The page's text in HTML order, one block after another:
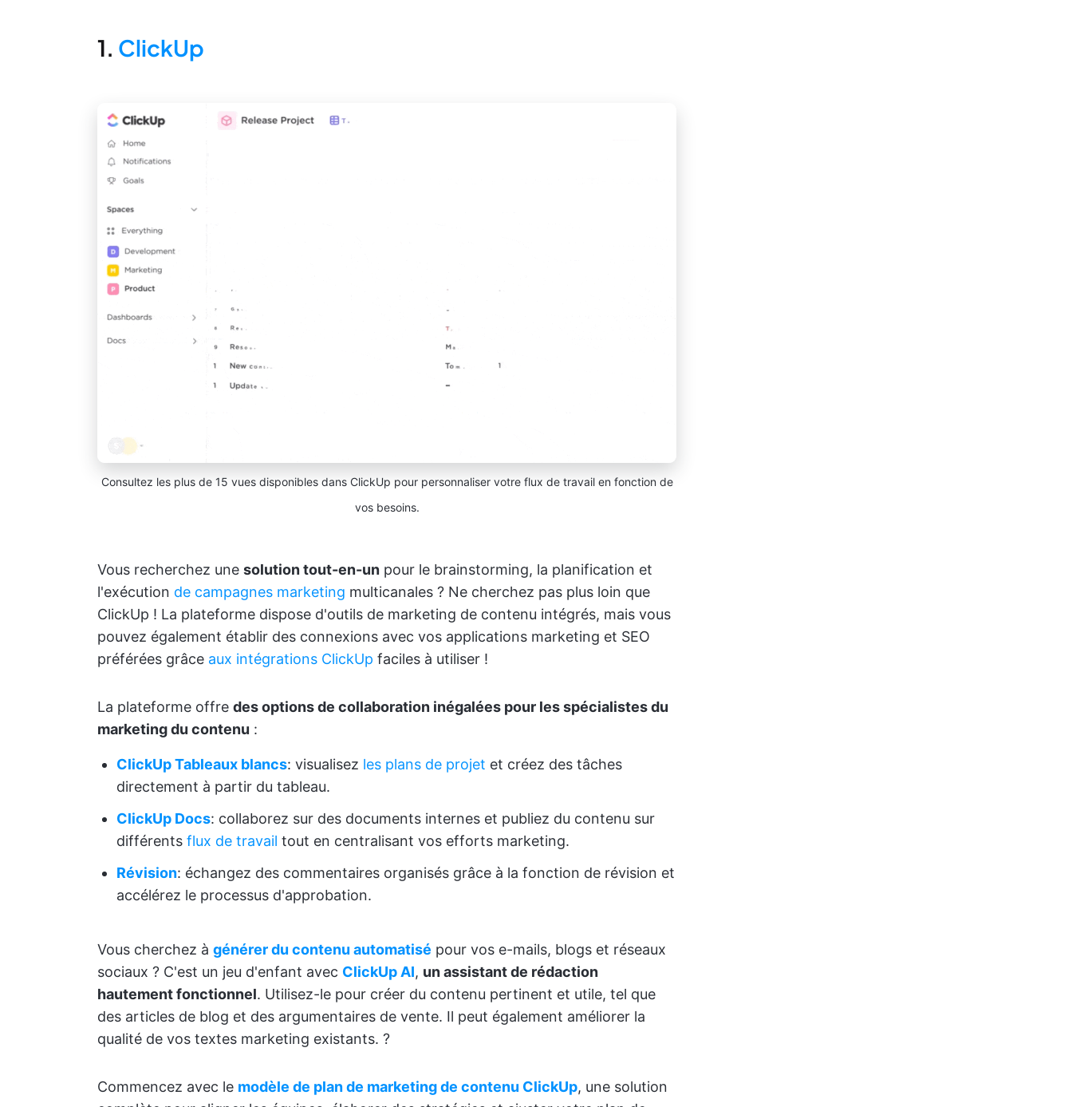
1. ClickUp
Consultez les plus de 15 vues disponibles dans ClickUp pour personnaliser votre flux de travail en fonction de
vos besoins.
Vous recherchez une solution tout-en-un pour le brainstorming, la planification et
l'exécution de campagnes marketing multicanales ? Ne cherchez pas plus loin que
ClickUp ! La plateforme dispose d'outils de marketing de contenu intégrés, mais vous
pouvez également établir des connexions avec vos applications marketing et SEO
préférées grâce aux intégrations ClickUp faciles à utiliser !
La plateforme offre des options de collaboration inégalées pour les spécialistes du
marketing du contenu :
ClickUp Tableaux blancs: visualisez les plans de projet et créez des tâches
directement à partir du tableau.
ClickUp Docs: collaborez sur des documents internes et publiez du contenu sur
différents flux de travail tout en centralisant vos efforts marketing.
Révision: échangez des commentaires organisés grâce à la fonction de révision et
accélérez le processus d'approbation.
Vous cherchez à générer du contenu automatisé pour vos e-mails, blogs et réseaux
sociaux ? C'est un jeu d'enfant avec ClickUp AI, un assistant de rédaction
hautement fonctionnel. Utilisez-le pour créer du contenu pertinent et utile, tel que
des articles de blog et des argumentaires de vente. Il peut également améliorer la
qualité de vos textes marketing existants. ?
Commencez avec le modèle de plan de marketing de contenu ClickUp, une solution